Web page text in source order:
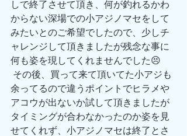
しで終了させて頂き、何が釣れるかわ
からない深場での小アジノマセをして
みたいとのご希望でしたので、少しチ
ャレンジして頂きましたが残念な事に
何も姿を現してくれませんでした😣
余ってるので違うポイントでヒラメや
アコウが出ないか試して頂きましたが
タイミングが合わなかったのか姿を見
せてくれず、小アジノマセは終了とさ